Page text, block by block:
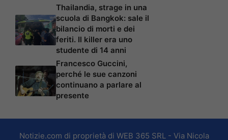
Thailandia, strage in una
scuola di Bangkok: sale il
bilancio di morti e dei
feriti. Il killer era uno
studente di 14 anni
Francesco Guccini,
perché le sue canzoni
continuano a parlare al
presente
Notizie.com di proprietà di WEB 365 SRL - Via Nicola